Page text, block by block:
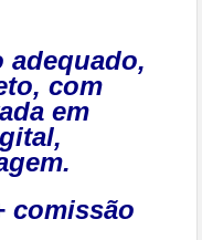
adequado,
com
em
comissão